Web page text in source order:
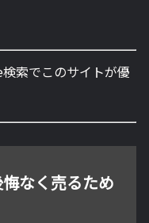
検索でこのサイトが優
なく売るため